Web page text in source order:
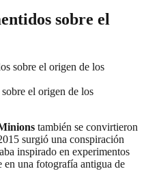
sobre el
el origen de los
también se convirtieron
surgió una conspiración
inspirado en experimentos
en una fotografía antigua de